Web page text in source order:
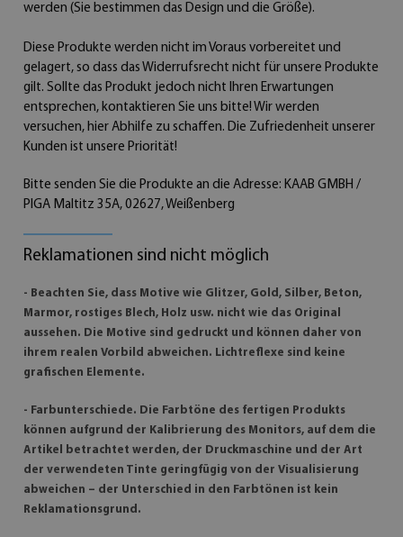
werden (Sie bestimmen das Design und die Größe).
Diese Produkte werden nicht im Voraus vorbereitet und
gelagert, so dass das Widerrufsrecht nicht für unsere Produkte
gilt. Sollte das Produkt jedoch nicht Ihren Erwartungen
entsprechen, kontaktieren Sie uns bitte! Wir werden
versuchen, hier Abhilfe zu schaffen. Die Zufriedenheit unserer
Kunden ist unsere Priorität!
Bitte senden Sie die Produkte an die Adresse: KAAB GMBH /
PIGA Maltitz 35A, 02627, Weißenberg
Reklamationen sind nicht möglich
- Beachten Sie, dass Motive wie Glitzer, Gold, Silber, Beton,
Marmor, rostiges Blech, Holz usw. nicht wie das Original
aussehen. Die Motive sind gedruckt und können daher von
ihrem realen Vorbild abweichen. Lichtreflexe sind keine
grafischen Elemente.
- Farbunterschiede. Die Farbtöne des fertigen Produkts
können aufgrund der Kalibrierung des Monitors, auf dem die
Artikel betrachtet werden, der Druckmaschine und der Art
der verwendeten Tinte geringfügig von der Visualisierung
abweichen – der Unterschied in den Farbtönen ist kein
Reklamationsgrund.